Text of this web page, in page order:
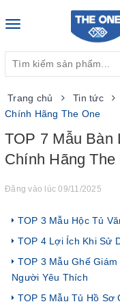
Toggle
Trang chủ Tin tức
Chính Hãng The One
TOP 7 Mẫu Bàn
Chính Hãng The
Đăng vào lúc 09/11/2025
TOP 3 Mẫu Hộc Tủ
TOP 4 Lợi Ích Khi Sử
TOP 3 Mẫu Ghế
Người Yêu Thích
TOP 5 Mẫu Tủ Hồ